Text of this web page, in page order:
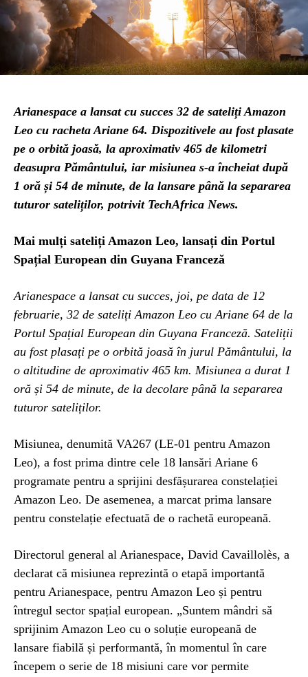
Arianespace a lansat cu succes 32 de sateliți Amazon
Leo cu racheta Ariane 64. Dispozitivele au fost plasate
pe o orbită joasă, la aproximativ 465 de kilometri
deasupra Pământului, iar misiunea s-a încheiat după
1 oră și 54 de minute, de la lansare până la separarea
tuturor sateliților, potrivit TechAfrica News.
Mai mulți sateliți Amazon Leo, lansați din Portul
Spațial European din Guyana Franceză
Arianespace a lansat cu succes, joi, pe data de 12
februarie, 32 de sateliți Amazon Leo cu Ariane 64 de la
Portul Spațial European din Guyana Franceză. Sateliții
au fost plasați pe o orbită joasă în jurul Pământului, la
o altitudine de aproximativ 465 km. Misiunea a durat 1
oră și 54 de minute, de la decolare până la separarea
tuturor sateliților.
Misiunea, denumită VA267 (LE-01 pentru Amazon
Leo), a fost prima dintre cele 18 lansări Ariane 6
programate pentru a sprijini desfășurarea constelației
Amazon Leo. De asemenea, a marcat prima lansare
pentru constelație efectuată de o rachetă europeană.
Directorul general al Arianespace, David Cavaillolès, a
declarat că misiunea reprezintă o etapă importantă
pentru Arianespace, pentru Amazon Leo și pentru
întregul sector spațial european. „Suntem mândri să
sprijinim Amazon Leo cu o soluție europeană de
lansare fiabilă și performantă, în momentul în care
începem o serie de 18 misiuni care vor permite